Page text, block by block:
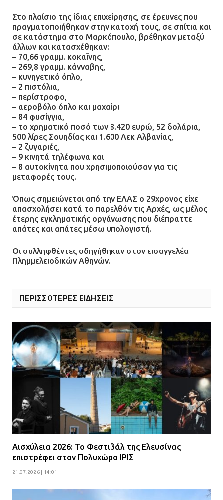
Στο πλαίσιο της ίδιας επιχείρησης, σε έρευνες που
πραγματοποιήθηκαν στην κατοχή τους, σε σπίτια και
σε κατάστημα στο Μαρκόπουλο, βρέθηκαν μεταξύ
άλλων και κατασχέθηκαν:
– 70,66 γραμμ. κοκαΐνης,
– 269,8 γραμμ. κάνναβης,
– κυνηγετικό όπλο,
– 2 πιστόλια,
– περίστροφο,
– αεροβόλο όπλο και μαχαίρι
– 84 φυσίγγια,
– το χρηματικό ποσό των 8.420 ευρώ, 52 δολάρια,
500 λίρες Σουηδίας και 1.600 Λεκ Αλβανίας,
– 2 ζυγαριές,
– 9 κινητά τηλέφωνα και
– 8 αυτοκίνητα που χρησιμοποιούσαν για τις
μεταφορές τους.
Όπως σημειώνεται από την ΕΛΑΣ ο 29χρονος είχε
απασχολήσει κατά το παρελθόν τις Αρχές, ως μέλος
έτερης εγκληματικής οργάνωσης που διέπραττε
απάτες και απάτες μέσω υπολογιστή.
Οι συλληφθέντες οδηγήθηκαν στον εισαγγελέα
Πλημμελειοδικών Αθηνών.
ΠΕΡΙΣΣΟΤΕΡΕΣ ΕΙΔΗΣΕΙΣ
Αισχύλεια 2026: Το Φεστιβάλ της Ελευσίνας
επιστρέφει στον Πολυχώρο ΙΡΙΣ
21.07.2026 | 14:01